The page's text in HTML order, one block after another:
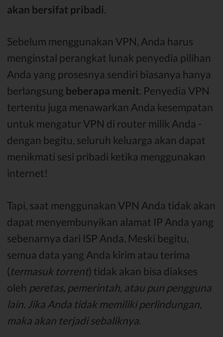
akan bersifat pribadi.
Sebelum menggunakan VPN, Anda harus
menginstal perangkat lunak penyedia pilihan
Anda yang prosesnya sendiri biasanya hanya
berlangsung beberapa menit. Penyedia VPN
tertentu juga menawarkan Anda kesempatan
untuk mengatur VPN di router milik Anda -
dengan begitu, seluruh keluarga akan dapat
menikmati sesi pribadi ketika menggunakan
internet!
Tapi, saat menggunakan VPN Anda tidak akan
dapat menyembunyikan alamat IP Anda yang
sebenarnya dari ISP Anda. Meski begitu,
semua data yang Anda kirim atau terima
(termasuk torrent) tidak akan bisa diakses
oleh peretas, pemerintah, atau pun pengguna
lain. Jika Anda tidak memiliki perlindungan,
maka akan terjadi sebaliknya